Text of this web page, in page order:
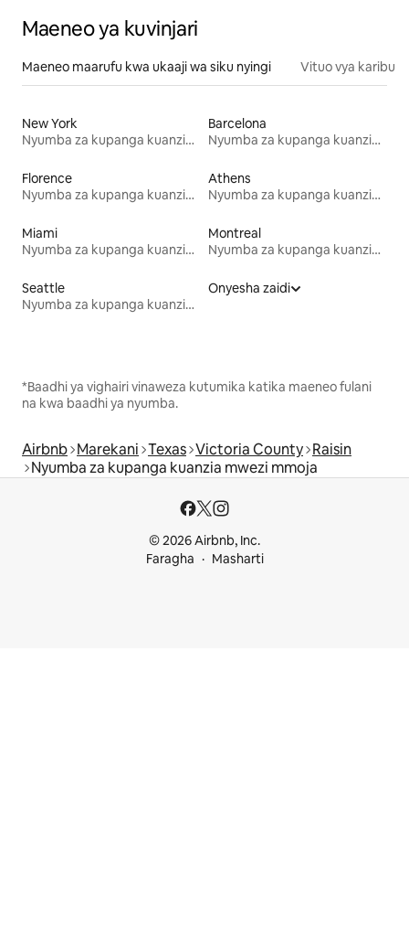
Maeneo ya kuvinjari
Maeneo maarufu kwa ukaaji wa siku nyingi Vituo vya karibu
New York
Nyumba za kupanga kuanzia mwezi mmoja
Barcelona
Nyumba za kupanga kuanzia mwezi mmoja
Florence
Nyumba za kupanga kuanzia mwezi mmoja
Athens
Nyumba za kupanga kuanzia mwezi mmoja
Miami
Nyumba za kupanga kuanzia mwezi mmoja
Montreal
Nyumba za kupanga kuanzia mwezi mmoja
Seattle
Nyumba za kupanga kuanzia mwezi mmoja
Onyesha zaidi
*Baadhi ya vighairi vinaweza kutumika katika maeneo fulani
na kwa baadhi ya nyumba.
Airbnb Marekani Texas Victoria County Raisin
Nyumba za kupanga kuanzia mwezi mmoja
© 2026 Airbnb, Inc.
Faragha
Masharti